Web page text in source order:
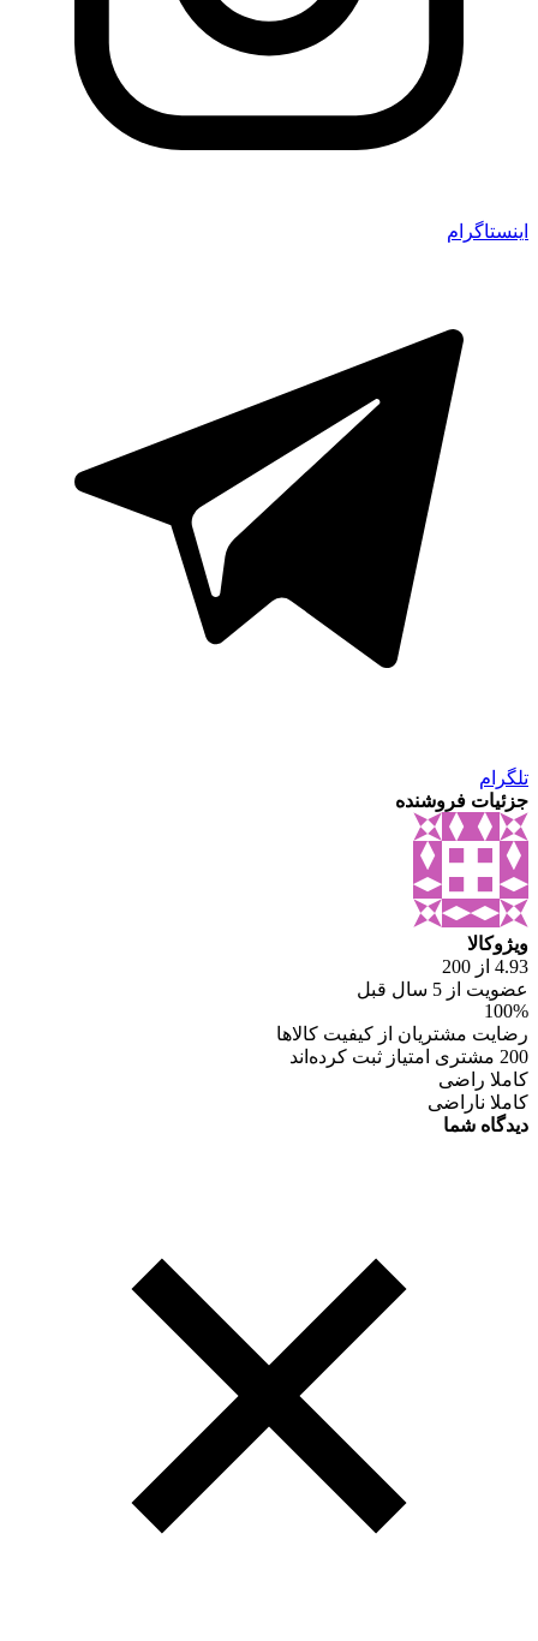
اینستاگرام
تلگرام
جزئیات فروشنده
ویژوکالا
4.93 از 200
عضویت از 5 سال قبل
100%
رضایت مشتریان از کیفیت کالاها
200 مشتری امتیاز ثبت کرده‌اند
کاملا راضی
کاملا ناراضی
دیدگاه شما